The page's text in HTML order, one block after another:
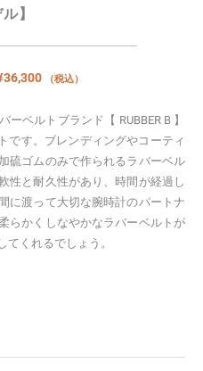
】
36,300 （税込）
ベルトブランド【 RUBBER B 】
です。ブレンディングやコーティ
硫ゴムのみで作られるラバーベル
性と耐久性があり、時間が経過し
に渡って大切な腕時計のパートナ
らかくしなやかなラバーベルトが
くれるでしょう。